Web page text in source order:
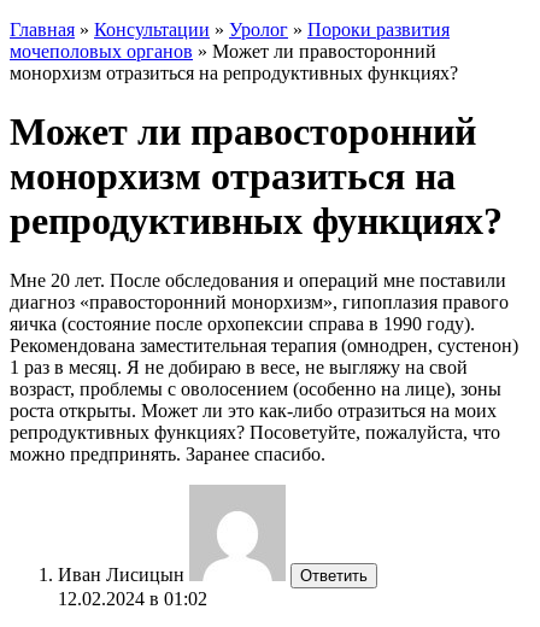
Главная » Консультации » Уролог » Пороки развития
мочеполовых органов » Может ли правосторонний
монорхизм отразиться на репродуктивных функциях?
Может ли правосторонний
монорхизм отразиться на
репродуктивных функциях?
Мне 20 лет. После обследования и операций мне поставили
диагноз «правосторонний монорхизм», гипоплазия правого
яичка (состояние после орхопексии справа в 1990 году).
Рекомендована заместительная терапия (омнодрен, сустенон)
1 раз в месяц. Я не добираю в весе, не выгляжу на свой
возраст, проблемы с оволосением (особенно на лице), зоны
роста открыты. Может ли это как-либо отразиться на моих
репродуктивных функциях? Посоветуйте, пожалуйста, что
можно предпринять. Заранее спасибо.
Иван Лисицын Ответить
12.02.2024 в 01:02